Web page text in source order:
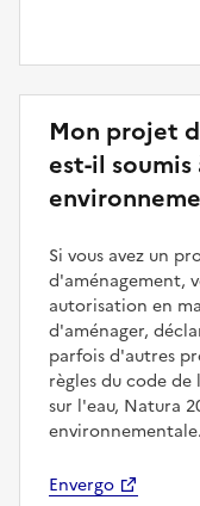
Mon projet
est-il
Si vous avez un
d'aménagement,
autorisation en
d'aménager,
parfois d'autres
règles du code
sur l'eau, Natura
environnementale.
Envergo